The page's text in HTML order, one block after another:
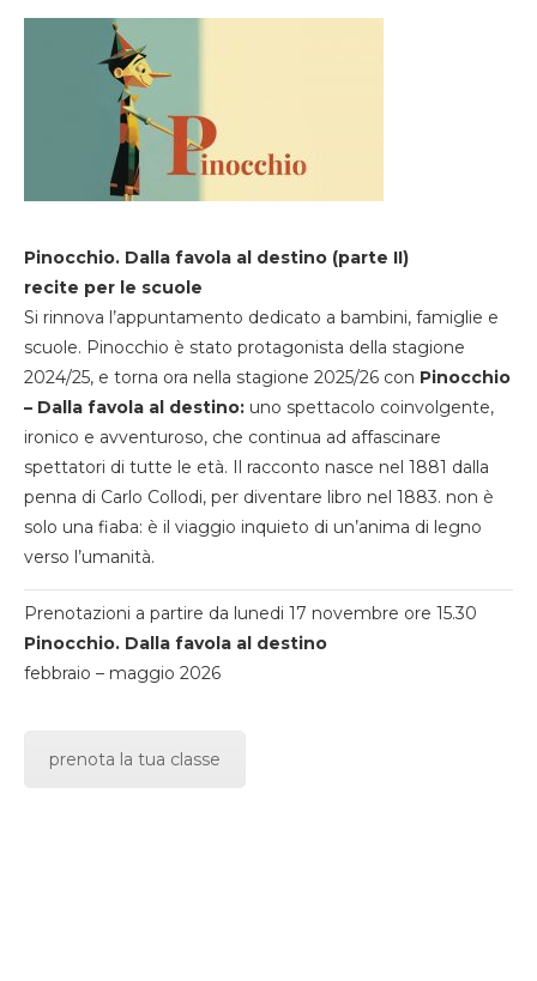
Pinocchio. Dalla favola al destino (parte II)
recite per le scuole
Si rinnova l’appuntamento dedicato a bambini, famiglie e
scuole. Pinocchio è stato protagonista della stagione
2024/25, e torna ora nella stagione 2025/26 con Pinocchio
– Dalla favola al destino: uno spettacolo coinvolgente,
ironico e avventuroso, che continua ad affascinare
spettatori di tutte le età. Il racconto nasce nel 1881 dalla
penna di Carlo Collodi, per diventare libro nel 1883. non è
solo una fiaba: è il viaggio inquieto di un’anima di legno
verso l’umanità.
Prenotazioni a partire da lunedi 17 novembre ore 15.30
Pinocchio. Dalla favola al destino
febbraio – maggio 2026
prenota la tua classe